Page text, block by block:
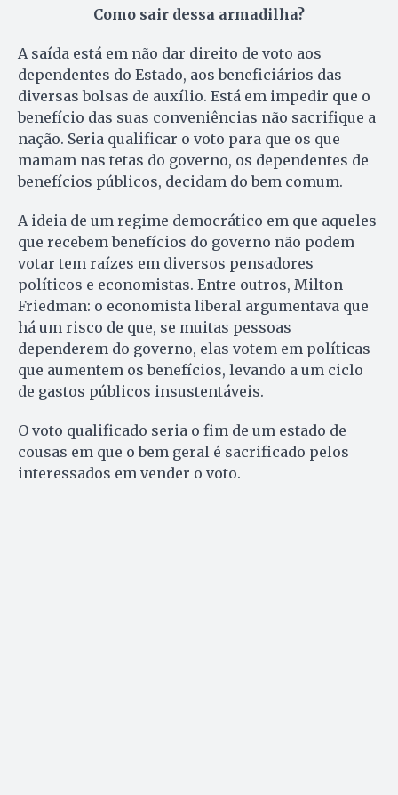
Como sair dessa armadilha?
A saída está em não dar direito de voto aos
dependentes do Estado, aos beneficiários das
diversas bolsas de auxílio. Está em impedir que o
benefício das suas conveniências não sacrifique a
nação. Seria qualificar o voto para que os que
mamam nas tetas do governo, os dependentes de
benefícios públicos, decidam do bem comum.
A ideia de um regime democrático em que aqueles
que recebem benefícios do governo não podem
votar tem raízes em diversos pensadores
políticos e economistas. Entre outros, Milton
Friedman: o economista liberal argumentava que
há um risco de que, se muitas pessoas
dependerem do governo, elas votem em políticas
que aumentem os benefícios, levando a um ciclo
de gastos públicos insustentáveis.
O voto qualificado seria o fim de um estado de
cousas em que o bem geral é sacrificado pelos
interessados em vender o voto.